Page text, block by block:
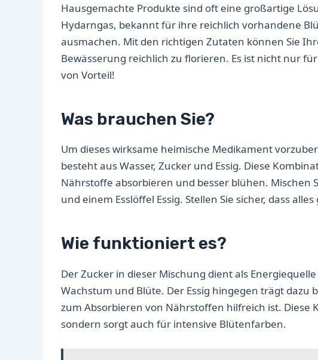
Hausgemachte Produkte sind oft eine großartige
Hydarngas, bekannt für ihre reichlich vorhandene
ausmachen. Mit den richtigen Zutaten können Sie
Bewässerung reichlich zu florieren. Es ist nicht nur
von Vorteil!
Was brauchen Sie?
Um dieses wirksame heimische Medikament
besteht aus Wasser, Zucker und Essig. Diese
Nährstoffe absorbieren und besser blühen. Mischen
und einem Esslöffel Essig. Stellen Sie sicher, dass
Wie funktioniert es?
Der Zucker in dieser Mischung dient als
Wachstum und Blüte. Der Essig hingegen trägt dazu
zum Absorbieren von Nährstoffen hilfreich ist.
sondern sorgt auch für intensive Blütenfarben.